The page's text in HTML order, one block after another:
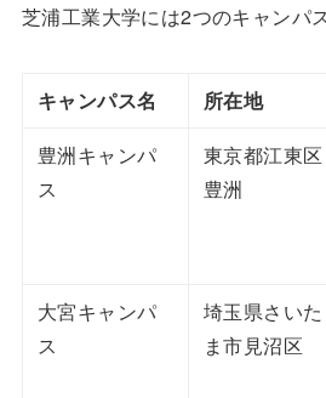
芝浦工業大学には2つのキャンパ
キャンパス名 所在地
豊洲キャンパ
ス
東京都江東区
豊洲
大宮キャンパ
ス
埼玉県さいた
ま市見沼区